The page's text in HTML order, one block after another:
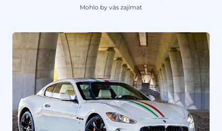
Mohlo by vás zajímat